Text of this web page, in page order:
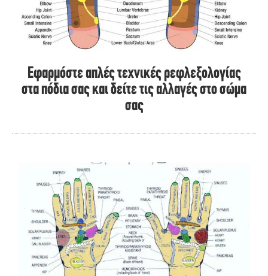
Εφαρμόστε απλές τεχνικές ρεφλεξολογίας
στα πόδια σας και δείτε τις αλλαγές στο σώμα
σας